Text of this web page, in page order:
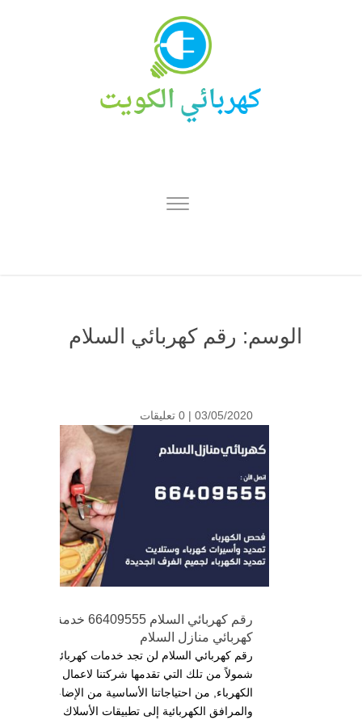
الوسم: رقم كهربائي السلام
03/05/2020 | 0 تعليقات
رقم كهربائي السلام 66409555 خدمة فني
كهربائي منازل السلام
رقم كهربائي السلام لن تجد خدمات كهربائية أكثر
شمولاً من تلك التي تقدمها شركتنا لاعمال
الكهرباء, من احتياجاتنا الأساسية من الإضاءة
والمرافق الكهربائية إلى تطبيقات الأسلاك